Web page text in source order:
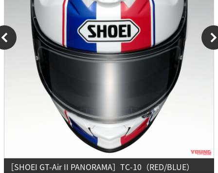
［SHOEI GT-Air II PANORAMA］TC-10（RED/BLUE）